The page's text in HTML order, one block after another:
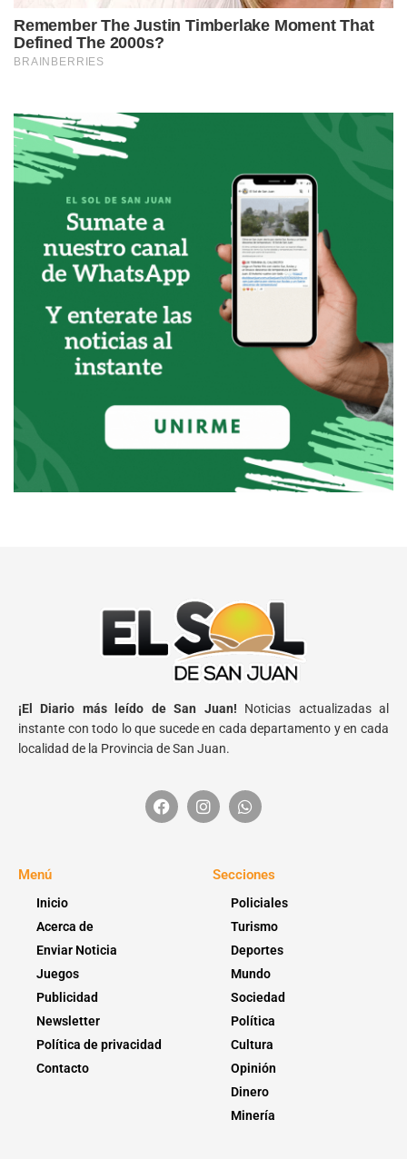
¡El Diario más leído de San Juan! Noticias actualizadas al
instante con todo lo que sucede en cada departamento y en cada
localidad de la Provincia de San Juan.
Menú
Inicio
Acerca de
Enviar Noticia
Juegos
Publicidad
Newsletter
Política de privacidad
Contacto
Secciones
Policiales
Turismo
Deportes
Mundo
Sociedad
Política
Cultura
Opinión
Dinero
Minería